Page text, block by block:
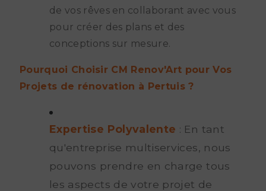
de vos rêves en collaborant avec vous
pour créer des plans et des
conceptions sur mesure.
Pourquoi Choisir CM Renov'Art pour Vos
Projets de rénovation à Pertuis ?
Expertise Polyvalente : En tant
qu'entreprise multiservices, nous
pouvons prendre en charge tous
les aspects de votre projet de